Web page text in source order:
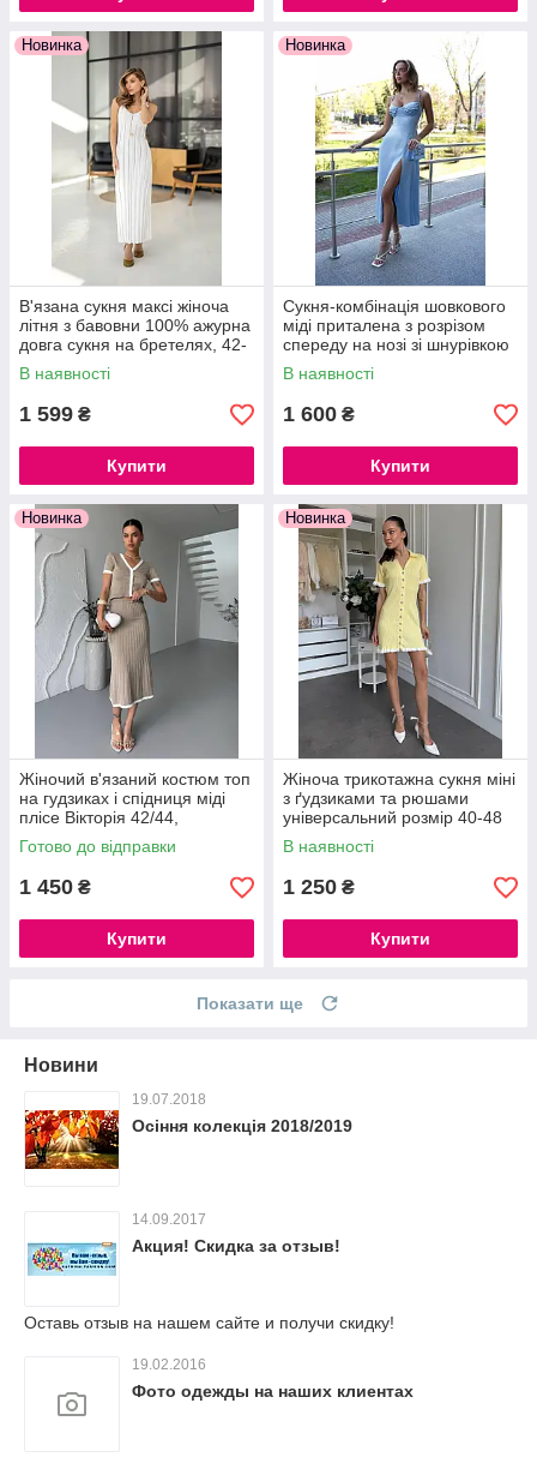
Новинка
В'язана сукня максі жіноча
літня з бавовни 100% ажурна
довга сукня на бретелях, 42-
46
В наявності
1 599 ₴
Купити
Новинка
Сукня-комбінація шовкового
міді приталена з розрізом
спереду на нозі зі шнурівкою
на спинці
В наявності
1 600 ₴
Купити
Новинка
Жіночий в'язаний костюм топ
на гудзиках і спідниця міді
плісе Вікторія 42/44,
молочний, чорний, рожевий,
блакитний, бежевий
Готово до відправки
1 450 ₴
Купити
Новинка
Жіноча трикотажна сукня міні
з ґудзиками та рюшами
універсальний розмір 40-48
Туреччина
В наявності
1 250 ₴
Купити
Показати ще
Новини
19.07.2018
Осіння колекція 2018/2019
14.09.2017
Акция! Скидка за отзыв!
Оставь отзыв на нашем сайте и получи скидку!
19.02.2016
Фото одежды на наших клиентах